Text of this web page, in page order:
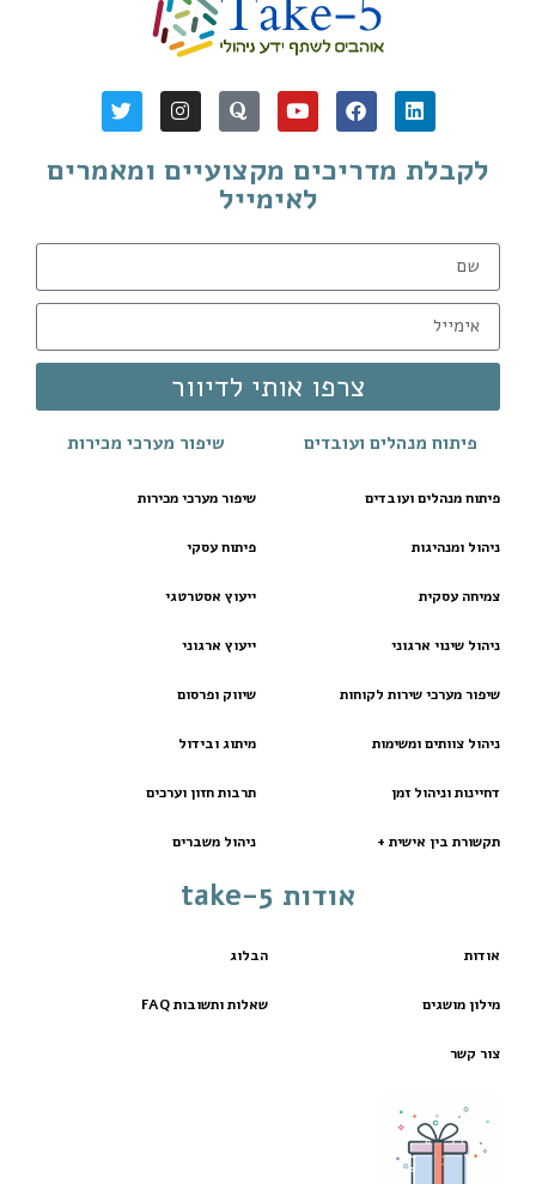
אודות take-5
אודות הבלוג
מילון מושגים שאלות ותשובות FAQ
צור קשר
שיפור מערכי מכירות
שיפור מערכי מכירות
פיתוח עסקי
ייעוץ אסטרטגי
ייעוץ ארגוני
שיווק ופרסום
מיתוג ובידול
תרבות חזון וערכים
ניהול משברים
פיתוח מנהלים ועובדים
פיתוח מנהלים ועובדים
ניהול ומנהיגות
צמיחה עסקית
ניהול שינוי ארגוני
שיפור מערכי שירות לקוחות
ניהול צוותים ומשימות
דחיינות וניהול זמן
תקשורת בין אישית +
לקבלת מדריכים מקצועיים ומאמרים
לאימייל
צרפו אותי לדיוור